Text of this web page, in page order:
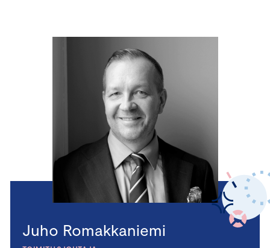
Juho Romakkaniemi